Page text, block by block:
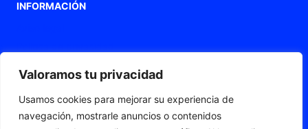
Valoramos tu privacidad
Usamos cookies para mejorar su experiencia de
navegación, mostrarle anuncios o contenidos
INFORMACIÓN
Declaración de accesibilidad
Mapa web